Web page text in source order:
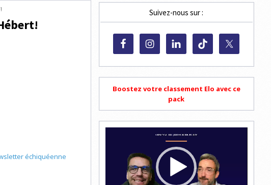
échiquéenne
Suivez-nous sur :
Boostez votre classement Elo avec ce
pack